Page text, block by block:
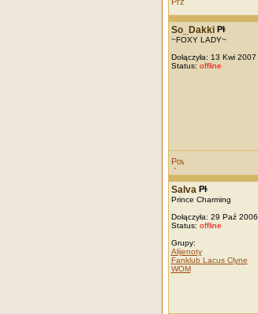
So_Dakki
~FOXY LADY~
Dołączyła: 13 Kwi 2007
Status: offline
Salva
Prince Charming
Dołączyła: 29 Paź 2006
Status: offline
Grupy:
Alijenoty
Fanklub Lacus Clyne
WOM